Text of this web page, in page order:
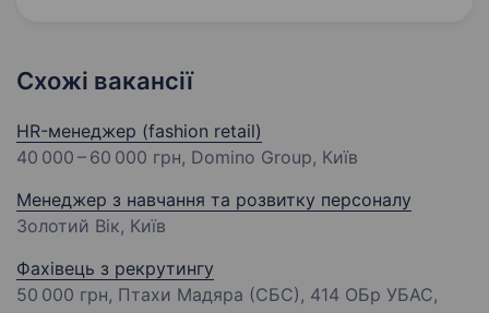
Схожі вакансії
HR-менеджер (fashion retail)
40 000 – 60 000 грн, Domino Group, Київ
Менеджер з навчання та розвитку персоналу
Золотий Вік, Київ
Фахівець з рекрутингу
50 000 грн, Птахи Мадяра (СБС), 414 ОБр УБАС,